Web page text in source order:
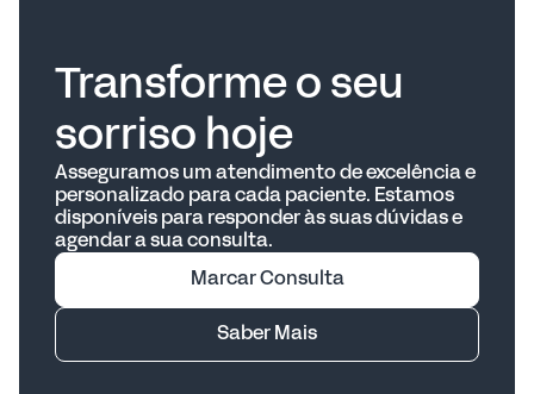
Transforme o seu
sorriso hoje
Asseguramos um atendimento de excelência e
personalizado para cada paciente. Estamos
disponíveis para responder às suas dúvidas e
agendar a sua consulta.
Marcar Consulta
Saber Mais